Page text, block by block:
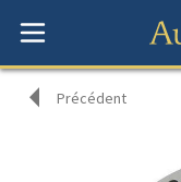
Précédent